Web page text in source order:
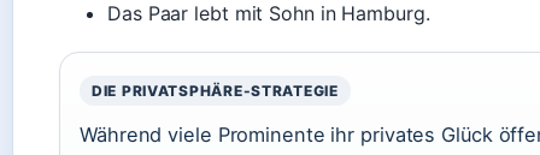
Das Paar lebt mit Sohn in Hamburg.
DIE PRIVATSPHÄRE-STRATEGIE
Während viele Prominente ihr privates Glück